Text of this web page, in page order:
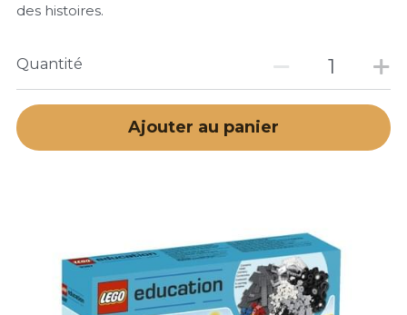
des histoires.
Quantité
Ajouter au panier